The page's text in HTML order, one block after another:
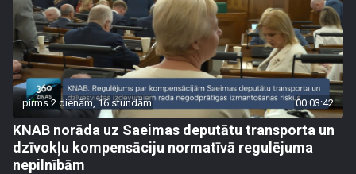
pirms 2 dienām, 16 stundām 00:03:42
KNAB norāda uz Saeimas deputātu transporta un
dzīvokļu kompensāciju normatīvā regulējuma
nepilnībām